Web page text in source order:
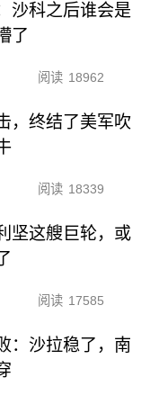
沙科之后谁会是
了
阅读 18962
，终结了美军吹
阅读 18339
坚这艘巨轮，或
阅读 17585
：沙拉稳了，南